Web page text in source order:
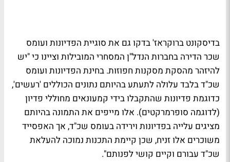
בדיסקונט ברוקראז' בדקו גם את סוגיית הפדיונות ועומס
שכר הדירה בחברות הנדל"ן המסחרי המובילות וציינו כי "יש
להיזהר מהסקת מסקנות חפוזות. בחינת הפדיונות ועומס
שכ"ד בלבד עלולה לתעתע בהיותם נתונים הכוללים 'רעשים',
כדוגמת פדיונות שהתקבלו בידי קמעונאים מחוללי פדיון
(לדוגמה סופרמרקטים). אלו מייפים את התמונה בהיותם
מציגים עלייה בפדיונות וירידה בעומס שכ"ד, אך האפסייד
משוכרים אלו זניח, שכן קיימת התכנות נמוכה להעלאת
שכ"ד עבורם וקיים קושי לפנותם".